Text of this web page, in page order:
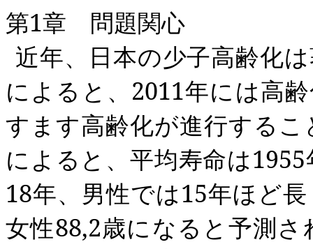
第1章 問題関心
近年、日本の少子高齢化
によると、 2011年には高
すます高齢化が進行する
によると、平均寿命は1955
18年、男性では15年ほど
女性88,2歳になると予測